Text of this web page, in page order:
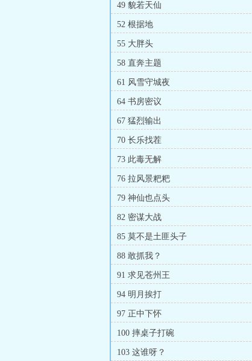
49 貌若天仙
52 根据地
55 大胖头
58 直奔主题
61 风雪守城夜
64 书房密议
67 猛烈输出
70 长乐找茬
73 此毒无解
76 拉风景粑粑
79 神仙也点头
82 密谋大战
85 莫不是土匪头子
88 敢抓我？
91 求见苍州王
94 明月挨打
97 正中下怀
100 摔桌子打碗
103 这谁呀？